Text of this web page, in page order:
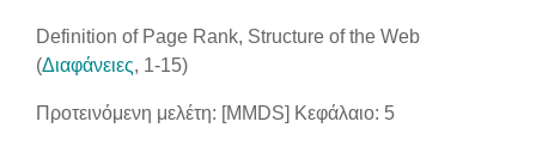
Definition of Page Rank, Structure of the Web
(Διαφάνειες, 1-15)
Προτεινόμενη μελέτη: [MMDS] Κεφάλαιο: 5